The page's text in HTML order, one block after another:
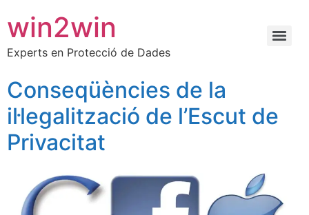
win2win
Experts en Protecció de Dades
Conseqüències de la
il·legalització de l’Escut de
Privacitat